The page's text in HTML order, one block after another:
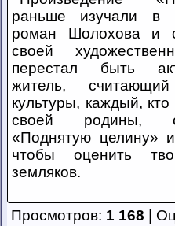
раньше изучали в
роман Шолохова и
своей
перестал быть
житель,
культуры, каждый,
своей родины,
«Поднятую целину»
чтобы оценить
земляков.
Просмотров: 1 168 |